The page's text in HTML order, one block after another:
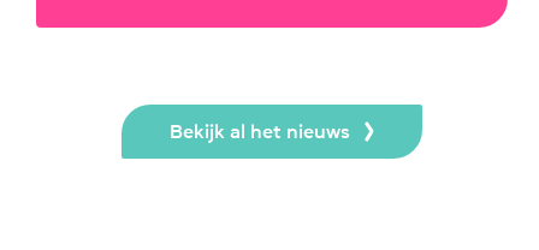
Bekijk al het nieuws